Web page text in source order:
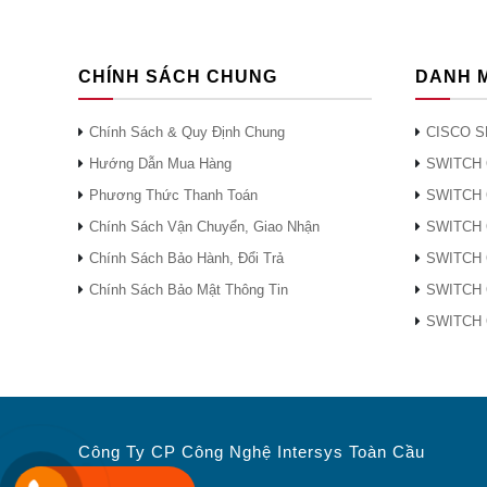
chúng
tâm
Hàng
Sản
Công
Do
CHÍNH SÁCH CHUNG
Chính Sách & Quy Định Chung
Hướng Dẫn Mua Hàng
Phương Thức Thanh Toán
Chính Sách Vận Chuyển, Giao Nhận
Chính Sách Bảo Hành, Đổi Trả
Chính Sách Bảo Mật Thông Tin
DANH
CISCO
SWITCH
SWITCH
SWITCH
SWITCH
SWITCH
SWITCH
Công Ty CP Công Nghệ Intersys Toàn Cầu